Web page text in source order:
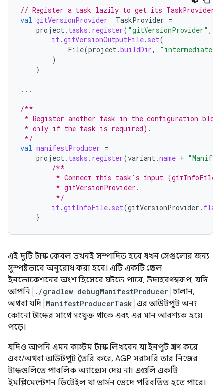
// Register a task lazily to get its TaskProvider.
val gitVersionProvider : TaskProvider =
project. tasks . register( "gitVersionProvider" ,
it.gitVersionOutputFile. set(
File(project.buildDir,
)
}
...
/**
* Register another task in the configuration
* only if the task is required).
*/
val manifestProducer =
project. tasks . register(variant.name +
/**
* Connect this task's input
         * gitVersionProvider.
         */
it.gitInfoFile. set(gitVersionProvider .
}
এই দুটি টাস্ক কেবল তখনই সম্পাদিত হবে যখন সেগুলোর জন্য
সুস্পষ্টভাবে অনুরোধ করা হবে। এটি একটি গ্রেডল
ইনভোকেশনের অংশ হিসেবে ঘটতে পারে, উদাহরণস্বরূপ, যদি
আপনি
./gradlew debugManifestProducer চালান,
অথবা যদি ManifestProducerTask এর আউটপুট অন্য
কোনো টাস্কের সাথে সংযুক্ত থাকে এবং এর মান আবশ্যক হয়ে
পড়ে।
যদিও আপনি এমন কাস্টম টাস্ক লিখবেন যা ইনপুট গ্রহণ করে
এবং/অথবা আউটপুট তৈরি করে, AGP সরাসরি তার নিজের
টাস্কগুলিতে পাবলিক অ্যাক্সেস দেয় না। এগুলি একটি
ইমপ্লিমেন্টেশন ডিটেইল যা ভার্সন ভেদে পরিবর্তিত হতে পারে।